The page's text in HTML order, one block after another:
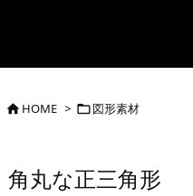
HOME > 図形素材
角丸な正三角形